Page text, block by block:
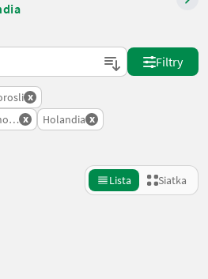
Filtry
x
Od Szypulek
x Holandia x
Lista Siatka